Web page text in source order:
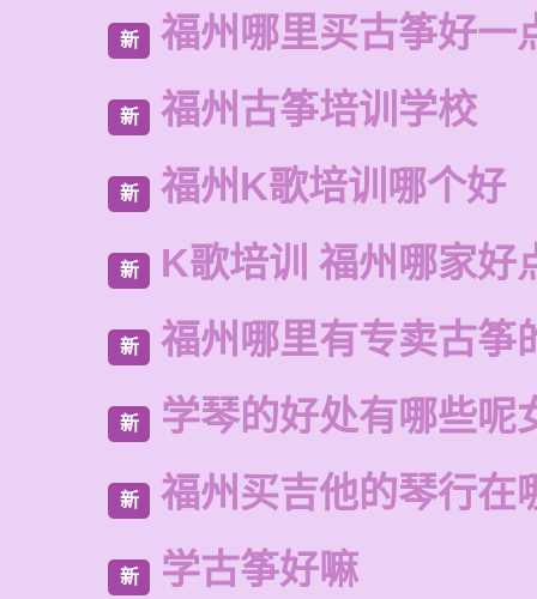
新 福州哪里买古筝好一
新 福州古筝培训学校
新 福州K歌培训哪个好
新 K歌培训 福州哪家好
新 福州哪里有专卖古筝
新 学琴的好处有哪些呢
新 福州买吉他的琴行在
新 学古筝好嘛